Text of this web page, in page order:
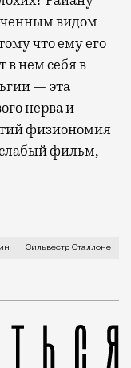
видом
что ему его
в нем себя в
— эта
нерва и
физиономия
слабый фильм,
город на
Сильвестр Сталлоне